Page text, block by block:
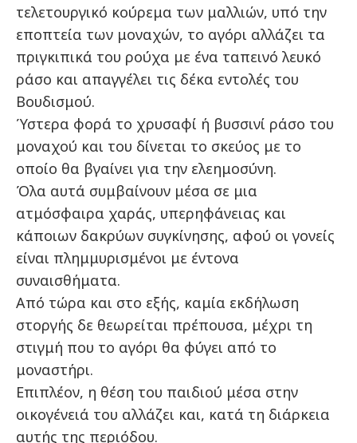
τελετουργικό κούρεμα των μαλλιών, υπό την
εποπτεία των μοναχών, το αγόρι αλλάζει τα
πριγκιπικά του ρούχα με ένα ταπεινό λευκό
ράσο και απαγγέλει τις δέκα εντολές του
Βουδισμού.
Ύστερα φορά το χρυσαφί ή βυσσινί ράσο του
μοναχού και του δίνεται το σκεύος με το
οποίο θα βγαίνει για την ελεημοσύνη.
Όλα αυτά συμβαίνουν μέσα σε μια
ατμόσφαιρα χαράς, υπερηφάνειας και
κάποιων δακρύων συγκίνησης, αφού οι γονείς
είναι πλημμυρισμένοι με έντονα
συναισθήματα.
Από τώρα και στο εξής, καμία εκδήλωση
στοργής δε θεωρείται πρέπουσα, μέχρι τη
στιγμή που το αγόρι θα φύγει από το
μοναστήρι.
Επιπλέον, η θέση του παιδιού μέσα στην
οικογένειά του αλλάζει και, κατά τη διάρκεια
αυτής της περιόδου.